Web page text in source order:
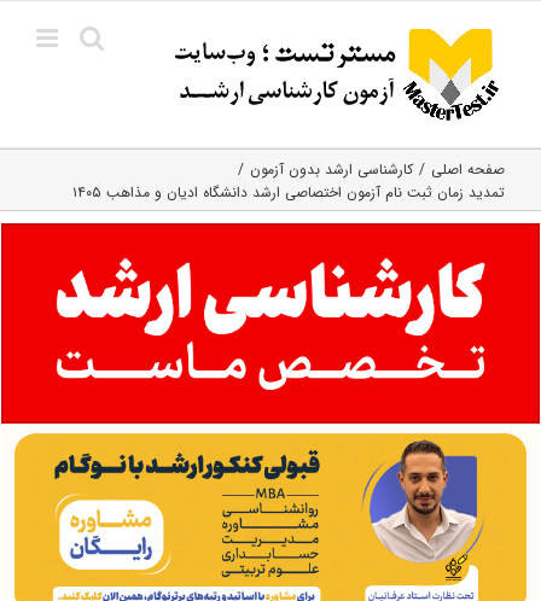
content
صفحه اصلی
کارشناسی ارشد بدون آزمون
تمدید زمان ثبت نام آزمون اختصاصی ارشد دانشگاه ادیان و مذاهب ۱۴۰۵